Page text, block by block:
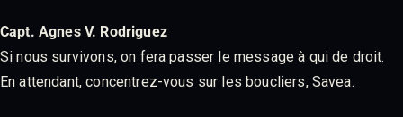
Capt. Agnes V. Rodriguez
Si nous survivons, on fera passer le message à qui de droit.
En attendant, concentrez-vous sur les boucliers, Savea.